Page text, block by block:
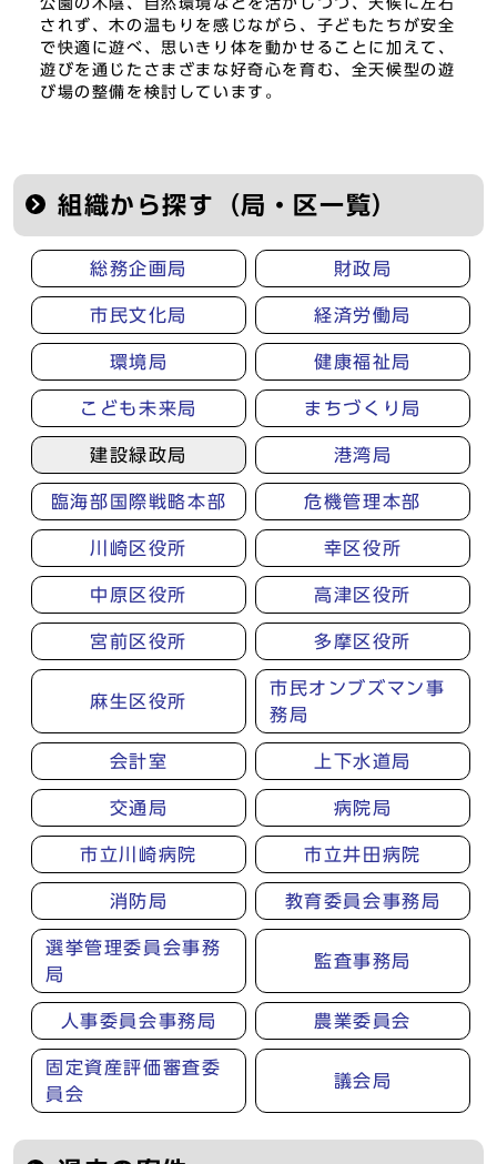
公園の木陰、自然環境などを活かしつつ、天候に左右
されず、木の温もりを感じながら、子どもたちが安全
で快適に遊べ、思いきり体を動かせることに加えて、
遊びを通じたさまざまな好奇心を育む、全天候型の遊
び場の整備を検討しています。
組織から探す（局・区一覧）
総務企画局 財政局
市民文化局 経済労働局
環境局 健康福祉局
こども未来局 まちづくり局
建設緑政局 港湾局
臨海部国際戦略本部 危機管理本部
川崎区役所 幸区役所
中原区役所 高津区役所
宮前区役所 多摩区役所
麻生区役所
市民オンブズマン事
務局
会計室 上下水道局
交通局 病院局
市立川崎病院 市立井田病院
消防局 教育委員会事務局
選挙管理委員会事務
局
監査事務局
人事委員会事務局 農業委員会
固定資産評価審査委
員会
議会局